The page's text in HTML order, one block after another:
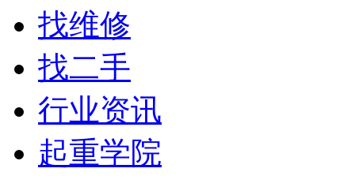
找维修
找二手
行业资讯
起重学院